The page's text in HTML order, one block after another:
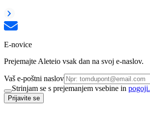
E-novice
Prejemajte Aleteio vsak dan na svoj e-naslov.
Vaš e-poštni naslov
Strinjam se s prejemanjem vsebine in pogoji.
Prijavite se